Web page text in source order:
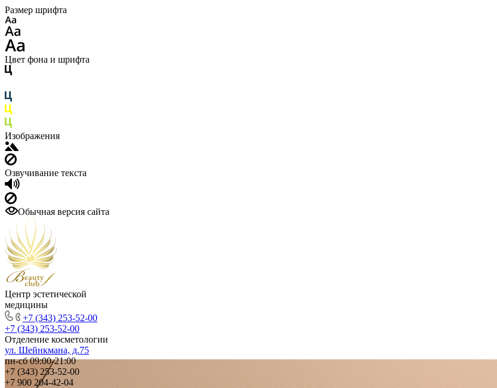
Размер шрифта
Цвет фона и шрифта
Изображения
Озвучивание текста
Обычная версия сайта
Центр эстетической
медицины
+7 (343) 253-52-00
+7 (343) 253-52-00
Отделение косметологии
ул. Шейнкмана, д.75
пн-сб 09:00-21:00
+7 (343) 253-52-00
+7 900 204-42-04